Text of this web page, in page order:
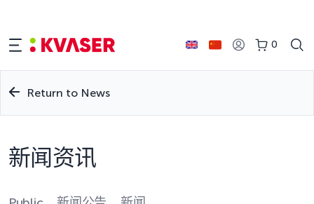
0
Return to News
新闻资讯